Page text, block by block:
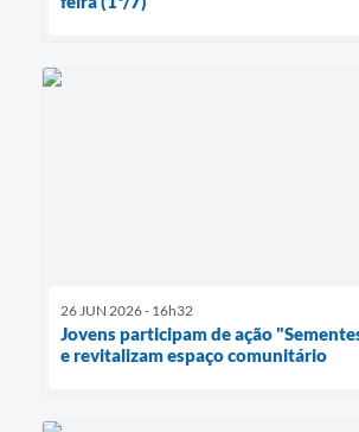
26 JUN 2026 - 16h32
Jovens participam de ação
e revitalizam espaço comunitário